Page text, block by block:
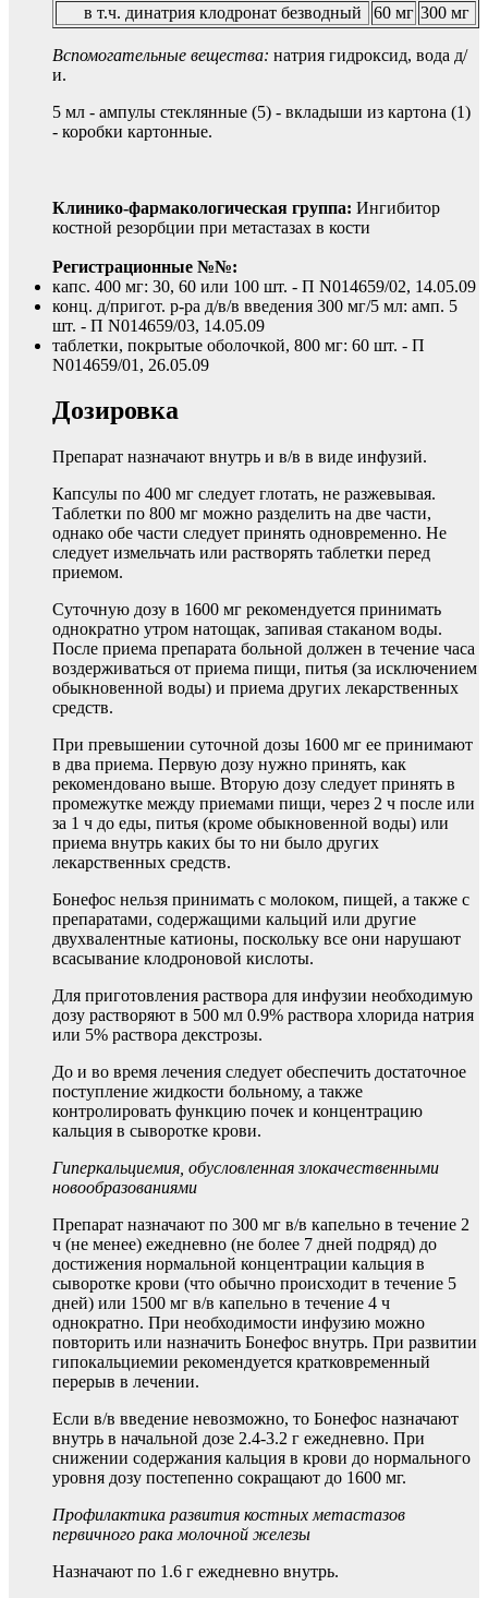
в т.ч. динатрия клодронат безводный
60 мг 300 мг
Вспомогательные вещества: натрия гидроксид, вода д/
и.
5 мл - ампулы стеклянные (5) - вкладыши из картона (1)
- коробки картонные.
Клинико-фармакологическая группа: Ингибитор
костной резорбции при метастазах в кости
Регистрационные №№:
капс. 400 мг: 30, 60 или 100 шт. - П N014659/02, 14.05.09
конц. д/пригот. р-ра д/в/в введения 300 мг/5 мл: амп. 5
шт. - П N014659/03, 14.05.09
таблетки, покрытые оболочкой, 800 мг: 60 шт. - П
N014659/01, 26.05.09
Дозировка
Препарат назначают внутрь и в/в в виде инфузий.
Капсулы по 400 мг следует глотать, не разжевывая.
Таблетки по 800 мг можно разделить на две части,
однако обе части следует принять одновременно. Не
следует измельчать или растворять таблетки перед
приемом.
Суточную дозу в 1600 мг рекомендуется принимать
однократно утром натощак, запивая стаканом воды.
После приема препарата больной должен в течение часа
воздерживаться от приема пищи, питья (за исключением
обыкновенной воды) и приема других лекарственных
средств.
При превышении суточной дозы 1600 мг ее принимают
в два приема. Первую дозу нужно принять, как
рекомендовано выше. Вторую дозу следует принять в
промежутке между приемами пищи, через 2 ч после или
за 1 ч до еды, питья (кроме обыкновенной воды) или
приема внутрь каких бы то ни было других
лекарственных средств.
Бонефос нельзя принимать с молоком, пищей, а также с
препаратами, содержащими кальций или другие
двухвалентные катионы, поскольку все они нарушают
всасывание клодроновой кислоты.
Для приготовления раствора для инфузии необходимую
дозу растворяют в 500 мл 0.9% раствора хлорида натрия
или 5% раствора декстрозы.
До и во время лечения следует обеспечить достаточное
поступление жидкости больному, а также
контролировать функцию почек и концентрацию
кальция в сыворотке крови.
Гиперкальциемия, обусловленная злокачественными
новообразованиями
Препарат назначают по 300 мг в/в капельно в течение 2
ч (не менее) ежедневно (не более 7 дней подряд) до
достижения нормальной концентрации кальция в
сыворотке крови (что обычно происходит в течение 5
дней) или 1500 мг в/в капельно в течение 4 ч
однократно. При необходимости инфузию можно
повторить или назначить Бонефос внутрь. При развитии
гипокальциемии рекомендуется кратковременный
перерыв в лечении.
Если в/в введение невозможно, то Бонефос назначают
внутрь в начальной дозе 2.4-3.2 г ежедневно. При
снижении содержания кальция в крови до нормального
уровня дозу постепенно сокращают до 1600 мг.
Профилактика развития костных метастазов
первичного рака молочной железы
Назначают по 1.6 г ежедневно внутрь.